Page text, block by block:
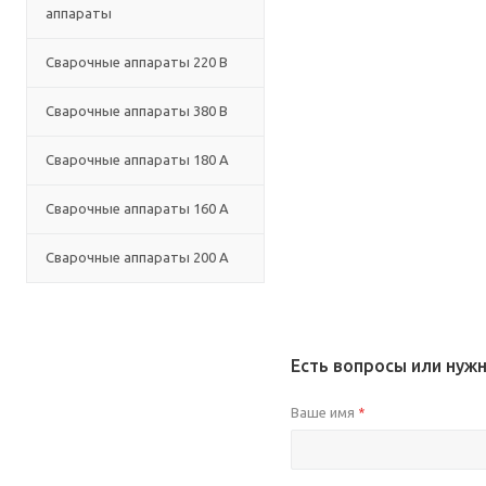
аппараты
Сварочные аппараты 220 В
Сварочные аппараты 380 В
Сварочные аппараты 180 А
Сварочные аппараты 160 А
Сварочные аппараты 200 А
Есть вопросы или
Ваше имя *